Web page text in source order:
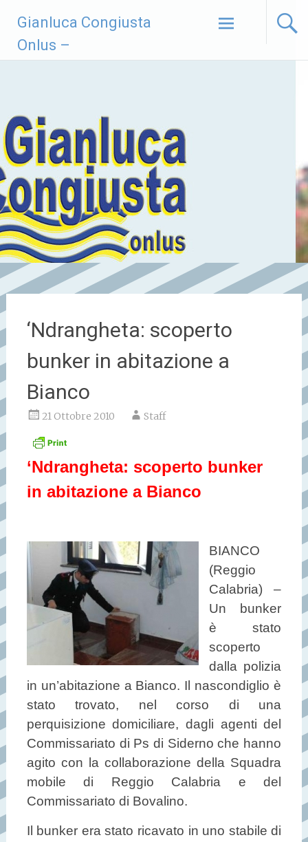
contenuto
Gianluca Congiusta
Onlus –
‘Ndrangheta: scoperto
bunker in abitazione a
Bianco
21 Ottobre 2010 Staff
‘Ndrangheta: scoperto bunker
in abitazione a Bianco
BIANCO
(Reggio
Calabria) –
Un bunker
è stato
scoperto
dalla polizia
in un’abitazione a Bianco. Il nascondiglio è
stato trovato, nel corso di una
perquisizione domiciliare, dagli agenti del
Commissariato di Ps di Siderno che hanno
agito con la collaborazione della Squadra
mobile di Reggio Calabria e del
Commissariato di Bovalino.
Il bunker era stato ricavato in uno stabile di